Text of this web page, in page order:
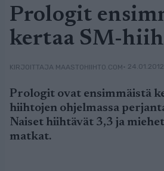
Prologit
kertaa SM-
KIRJOITTAJA MAASTOHIIHTO.COM• 24.01.2012
Prologit ovat ensimmäistä
hiihtojen ohjelmassa
Naiset hiihtävät 3,3 ja
matkat.